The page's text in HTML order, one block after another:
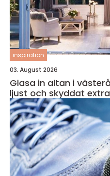
inspiration
03. August 2026
Glasa in altan i västerås så skapar du
ljust och skyddat